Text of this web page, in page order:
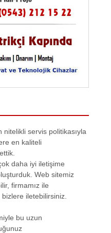
servis politikasıyla
en kaliteli
daha iyi iletişime
Web sitemiz
firmamız ile
iletebilirsiniz.
bu uzun